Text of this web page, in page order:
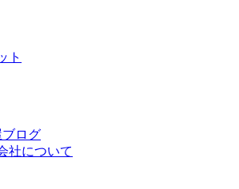
ト
ブログ
社について